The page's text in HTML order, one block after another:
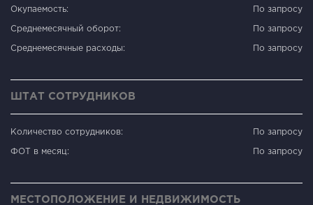
Окупаемость: По запросу
Среднемесячный оборот: По запросу
Среднемесячные расходы: По запросу
ШТАТ СОТРУДНИКОВ
Количество сотрудников: По запросу
ФОТ в месяц: По запросу
МЕСТОПОЛОЖЕНИЕ И НЕДВИЖИМОСТЬ